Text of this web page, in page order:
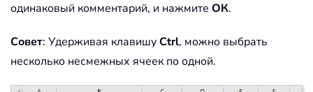
одинаковый комментарий, и нажмите ОК.
Совет: Удерживая клавишуCtrl, можно выбрать
несколько несмежных ячеек по одной.